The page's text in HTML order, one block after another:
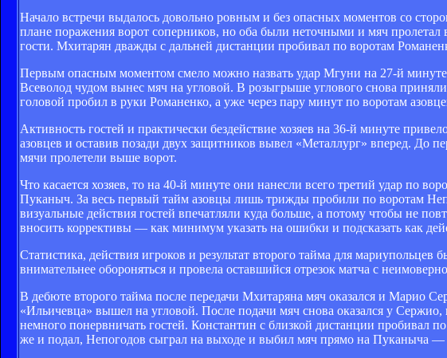
Начало встречи выдалось довольно ровным и без опасных моментов со
плане поражения ворот соперников, но оба были неточными и мяч
гости. Мхитарян дважды с дальней дистанции пробивал по воротам
Первым опасным моментом смело можно назвать удар Мгуни на 27-й
Всеволод чудом вынес мяч на угловой. В розыгрыше углового снова
головой пробил в руки Романенко, а уже через пару минут по воротам
Активность гостей и практически бездействие хозяев на 36-й минуте
азовцев и оставив позади двух защитников вывел «Металлург» вперед.
мячи пролетели выше ворот.
Что касается хозяев, то на 40-й минуте они нанесли всего третий удар по
Пуканыч. За весь первый тайм азовцы лишь трижды пробили по воротам
визуальные действия гостей впечатляли куда больше, а потому чтобы не
вносить коррективы — как минимум указать на ошибки и подсказать как
Статистика, действия игроков и результат второго тайма для мариупольцев
внимательнее обороняться и провела оставшийся отрезок матча с
В дебюте второго тайма после передачи Мхитаряна мяч оказался и Марио
«Ильичевца» вышел на угловой. После подачи мяч снова оказался у
немного понервничать гостей. Константин с близкой дистанции пробивал
же и подал, Непогодов сыграл на выходе и выбил мяч прямо на Пуканыча